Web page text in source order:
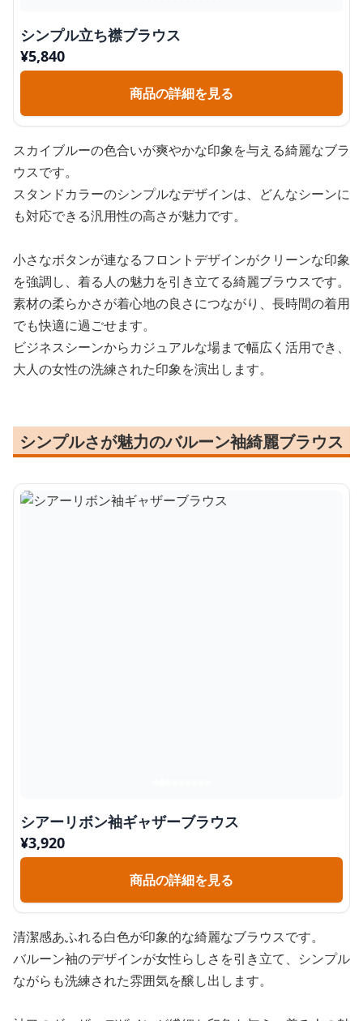
シンプル立ち襟ブラウス
¥5,840
商品の詳細を見る
スカイブルーの色合いが爽やかな印象を与える綺麗なブラ
ウスです。
スタンドカラーのシンプルなデザインは、どんなシーンに
も対応できる汎用性の高さが魅力です。
小さなボタンが連なるフロントデザインがクリーンな印象
を強調し、着る人の魅力を引き立てる綺麗ブラウスです。
素材の柔らかさが着心地の良さにつながり、長時間の着用
でも快適に過ごせます。
ビジネスシーンからカジュアルな場まで幅広く活用でき、
大人の女性の洗練された印象を演出します。
シンプルさが魅力のバルーン袖綺麗ブラウス
シアーリボン袖ギャザーブラウス
¥3,920
商品の詳細を見る
清潔感あふれる白色が印象的な綺麗なブラウスです。
バルーン袖のデザインが女性らしさを引き立て、シンプル
ながらも洗練された雰囲気を醸し出します。